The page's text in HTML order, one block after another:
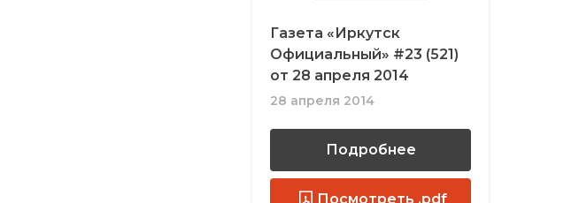
Газета «Иркутск
Официальный» #23 (521)
от 28 апреля 2014
28 апреля 2014
Подробнее
Посмотреть .pdf